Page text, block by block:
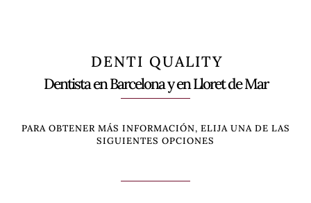
D E N T I Q U A L I T Y
Dentista en Barcelona y en Lloret de Mar
PARA OBTENER MÁS INFORMACIÓN, ELIJA UNA DE LAS
SIGUIENTES OPCIONES